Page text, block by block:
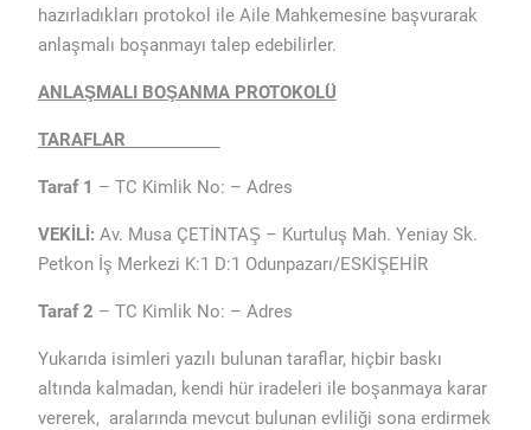
hazırladıkları protokol ile Aile Mahkemesine başvurarak
anlaşmalı boşanmayı talep edebilirler.
ANLAŞMALI BOŞANMA PROTOKOLÜ
TARAFLAR
Taraf 1 – TC Kimlik No: – Adres
VEKİLİ: Av. Musa ÇETİNTAŞ – Kurtuluş Mah. Yeniay Sk.
Petkon İş Merkezi K:1 D:1 Odunpazarı/ESKİŞEHİR
Taraf 2 – TC Kimlik No: – Adres
Yukarıda isimleri yazılı bulunan taraflar, hiçbir baskı
altında kalmadan, kendi hür iradeleri ile boşanmaya karar
vererek, aralarında mevcut bulunan evliliği sona erdirmek